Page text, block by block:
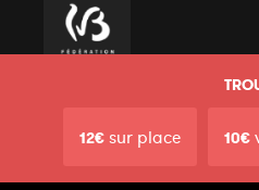
12€ sur place 10€
© 2020 Court-Circuit Asbl - Mentions légales -